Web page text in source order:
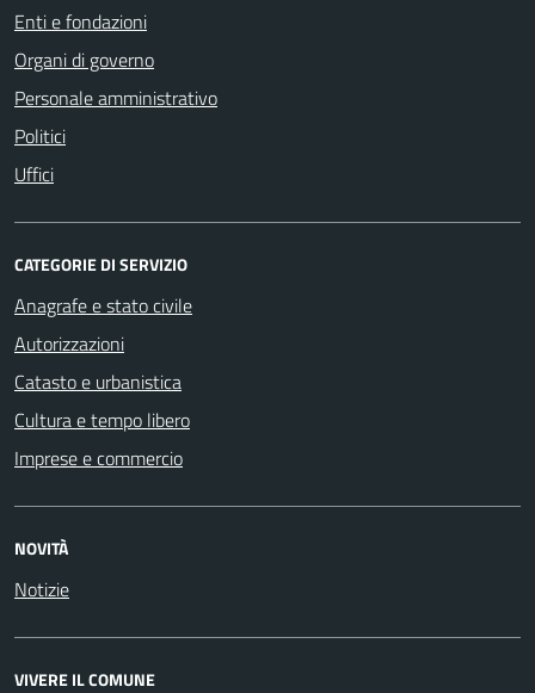
Enti e fondazioni
Organi di governo
Personale amministrativo
Politici
Uffici
CATEGORIE DI SERVIZIO
Anagrafe e stato civile
Autorizzazioni
Catasto e urbanistica
Cultura e tempo libero
Imprese e commercio
NOVITÀ
Notizie
VIVERE IL COMUNE